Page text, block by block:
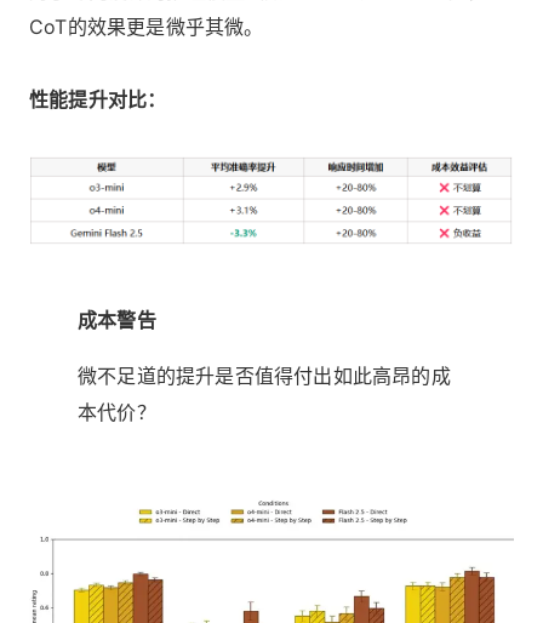
CoT的效果更是微乎其微。
性能提升对比：
成本警告
微不足道的提升是否值得付出如此高昂的成
本代价？